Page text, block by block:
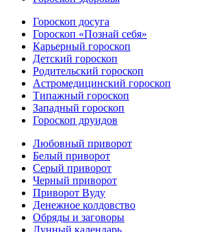
Гороскоп досуга
Гороскоп «Познай себя»
Карьерный гороскоп
Детский гороскоп
Родительский гороскоп
Астромедицинский гороскоп
Типажный гороскоп
Западный гороскоп
Гороскоп друидов
Любовный приворот
Белый приворот
Серый приворот
Черный приворот
Приворот Вуду
Денежное колдовство
Обряды и заговоры
Лунный календарь